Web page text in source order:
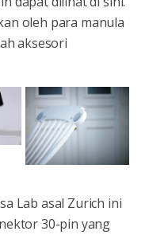
oleh para manula
aksesori
Lab asal Zurich ini
30-pin yang